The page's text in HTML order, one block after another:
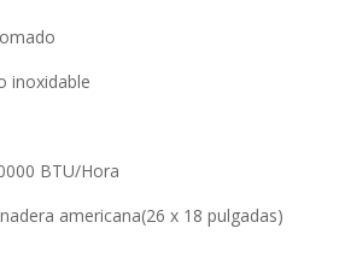
inoxidable
BTU/Hora
americana(26 x 18 pulgadas)